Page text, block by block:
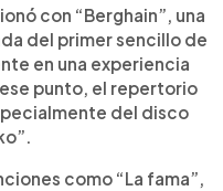
con “Berghain”, una
del primer sencillo de
en una experiencia
punto, el repertorio
del disco
como “La fama”,